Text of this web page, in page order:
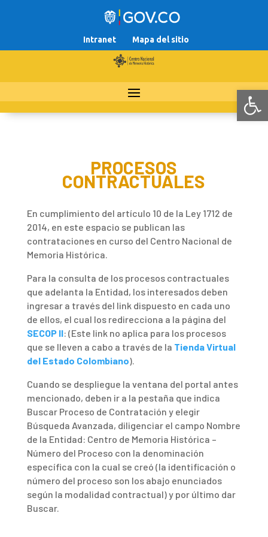
Intranet Mapa del sitio
PROCESOS
CONTRACTUALES
En cumplimiento del artículo 10 de la Ley 1712 de
2014, en este espacio se publican las
contrataciones en curso del Centro Nacional de
Memoria Histórica.
Para la consulta de los procesos contractuales
que adelanta la Entidad, los interesados deben
ingresar a través del link dispuesto en cada uno
de ellos, el cual los redirecciona a la página del
SECOP II: (Este link no aplica para los procesos
que se lleven a cabo a través de la Tienda Virtual
del Estado Colombiano).
Cuando se despliegue la ventana del portal antes
mencionado, deben ir a la pestaña que indica
Buscar Proceso de Contratación y elegir
Búsqueda Avanzada, diligenciar el campo Nombre
de la Entidad: Centro de Memoria Histórica –
Número del Proceso con la denominación
específica con la cual se creó (la identificación o
número del proceso son los abajo enunciados
según la modalidad contractual) y por último dar
Buscar.